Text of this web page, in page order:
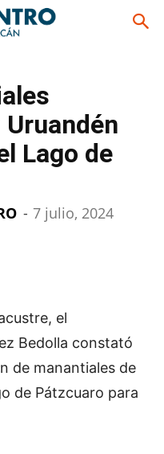
Lago de
- 7 julio, 2024
el
Bedolla constató
de manantiales de
de Pátzcuaro para